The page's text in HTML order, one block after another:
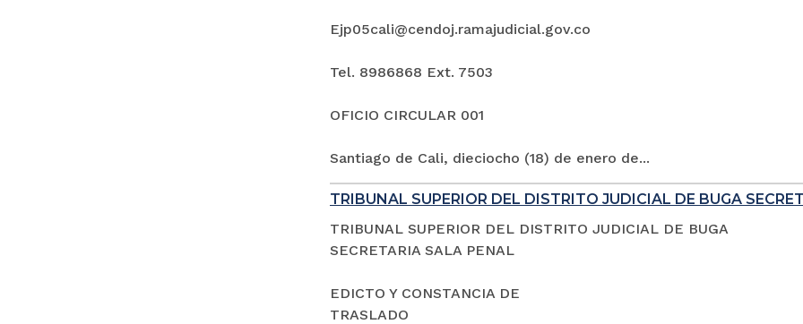
Ejp05cali@cendoj.ramajudicial.gov.co
Tel. 8986868 Ext. 7503
OFICIO CIRCULAR 001
Santiago de Cali, dieciocho (18) de enero de...
TRIBUNAL SUPERIOR DEL DISTRITO JUDICIAL DE BUGA
TRIBUNAL SUPERIOR DEL DISTRITO JUDICIAL DE BUGA
SECRETARIA SALA PENAL
EDICTO Y CONSTANCIA DE
TRASLADO